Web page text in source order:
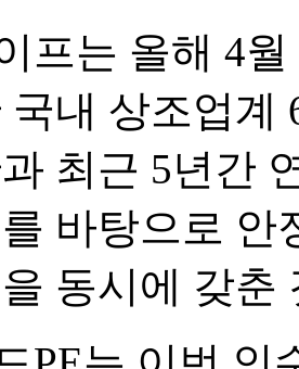
프는 올해 4
국내 상조업계
최근 5년간
바탕으로 안
동시에 갖춘